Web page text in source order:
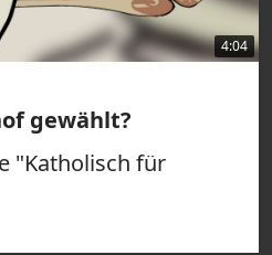
4:04
gewählt?
"Katholisch für